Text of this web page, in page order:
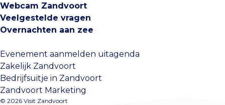
Webcam Zandvoort
Veelgestelde vragen
Overnachten aan zee
Evenement aanmelden uitagenda
Zakelijk Zandvoort
Bedrijfsuitje in Zandvoort
Zandvoort Marketing
© 2026 Visit Zandvoort